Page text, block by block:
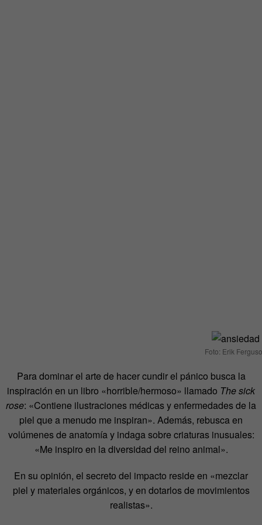
Foto: Erik
Para dominar el arte de hacer cundir el pánico busca la
inspiración en un libro «horrible/hermoso» llamado The sick
rose: «Contiene ilustraciones médicas y enfermedades de la
piel que a menudo me inspiran». Además, rebusca en
volúmenes de anatomía y indaga sobre criaturas inusuales:
«Me inspiro en la diversidad del reino animal».
En su opinión, el secreto del impacto reside en «mezclar
piel y materiales orgánicos, y en dotarlos de movimientos
realistas».